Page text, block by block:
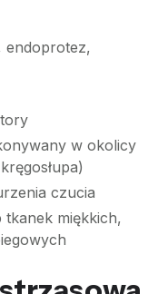
endoprotez,
w okolicy
czucia
miękkich,